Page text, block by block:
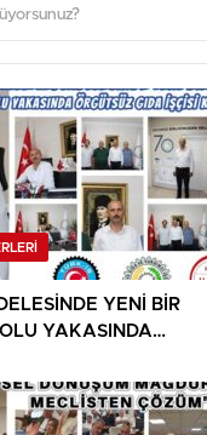
YENİ BİR
YAKASINDA